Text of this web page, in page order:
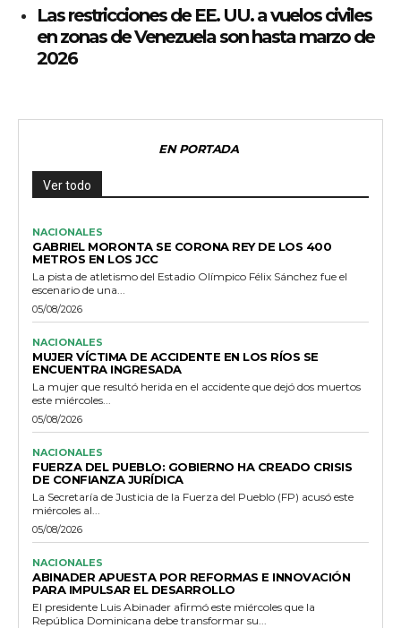
Las restricciones de EE. UU. a vuelos civiles
en zonas de Venezuela son hasta marzo de
2026
EN PORTADA
Ver todo
NACIONALES
GABRIEL MORONTA SE CORONA REY DE LOS 400
METROS EN LOS JCC
La pista de atletismo del Estadio Olímpico Félix Sánchez fue el
escenario de una...
05/08/2026
NACIONALES
MUJER VÍCTIMA DE ACCIDENTE EN LOS RÍOS SE
ENCUENTRA INGRESADA
La mujer que resultó herida en el accidente que dejó dos muertos
este miércoles...
05/08/2026
NACIONALES
FUERZA DEL PUEBLO: GOBIERNO HA CREADO CRISIS
DE CONFIANZA JURÍDICA
La Secretaría de Justicia de la Fuerza del Pueblo (FP) acusó este
miércoles al...
05/08/2026
NACIONALES
ABINADER APUESTA POR REFORMAS E INNOVACIÓN
PARA IMPULSAR EL DESARROLLO
El presidente Luis Abinader afirmó este miércoles que la
República Dominicana debe transformar su...